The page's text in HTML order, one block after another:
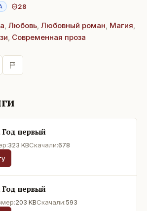
28
, Любовь, Любовный роман, Магия,
, Современная проза
первый
323 KBСкачали:678
первый
203 KBСкачали:593